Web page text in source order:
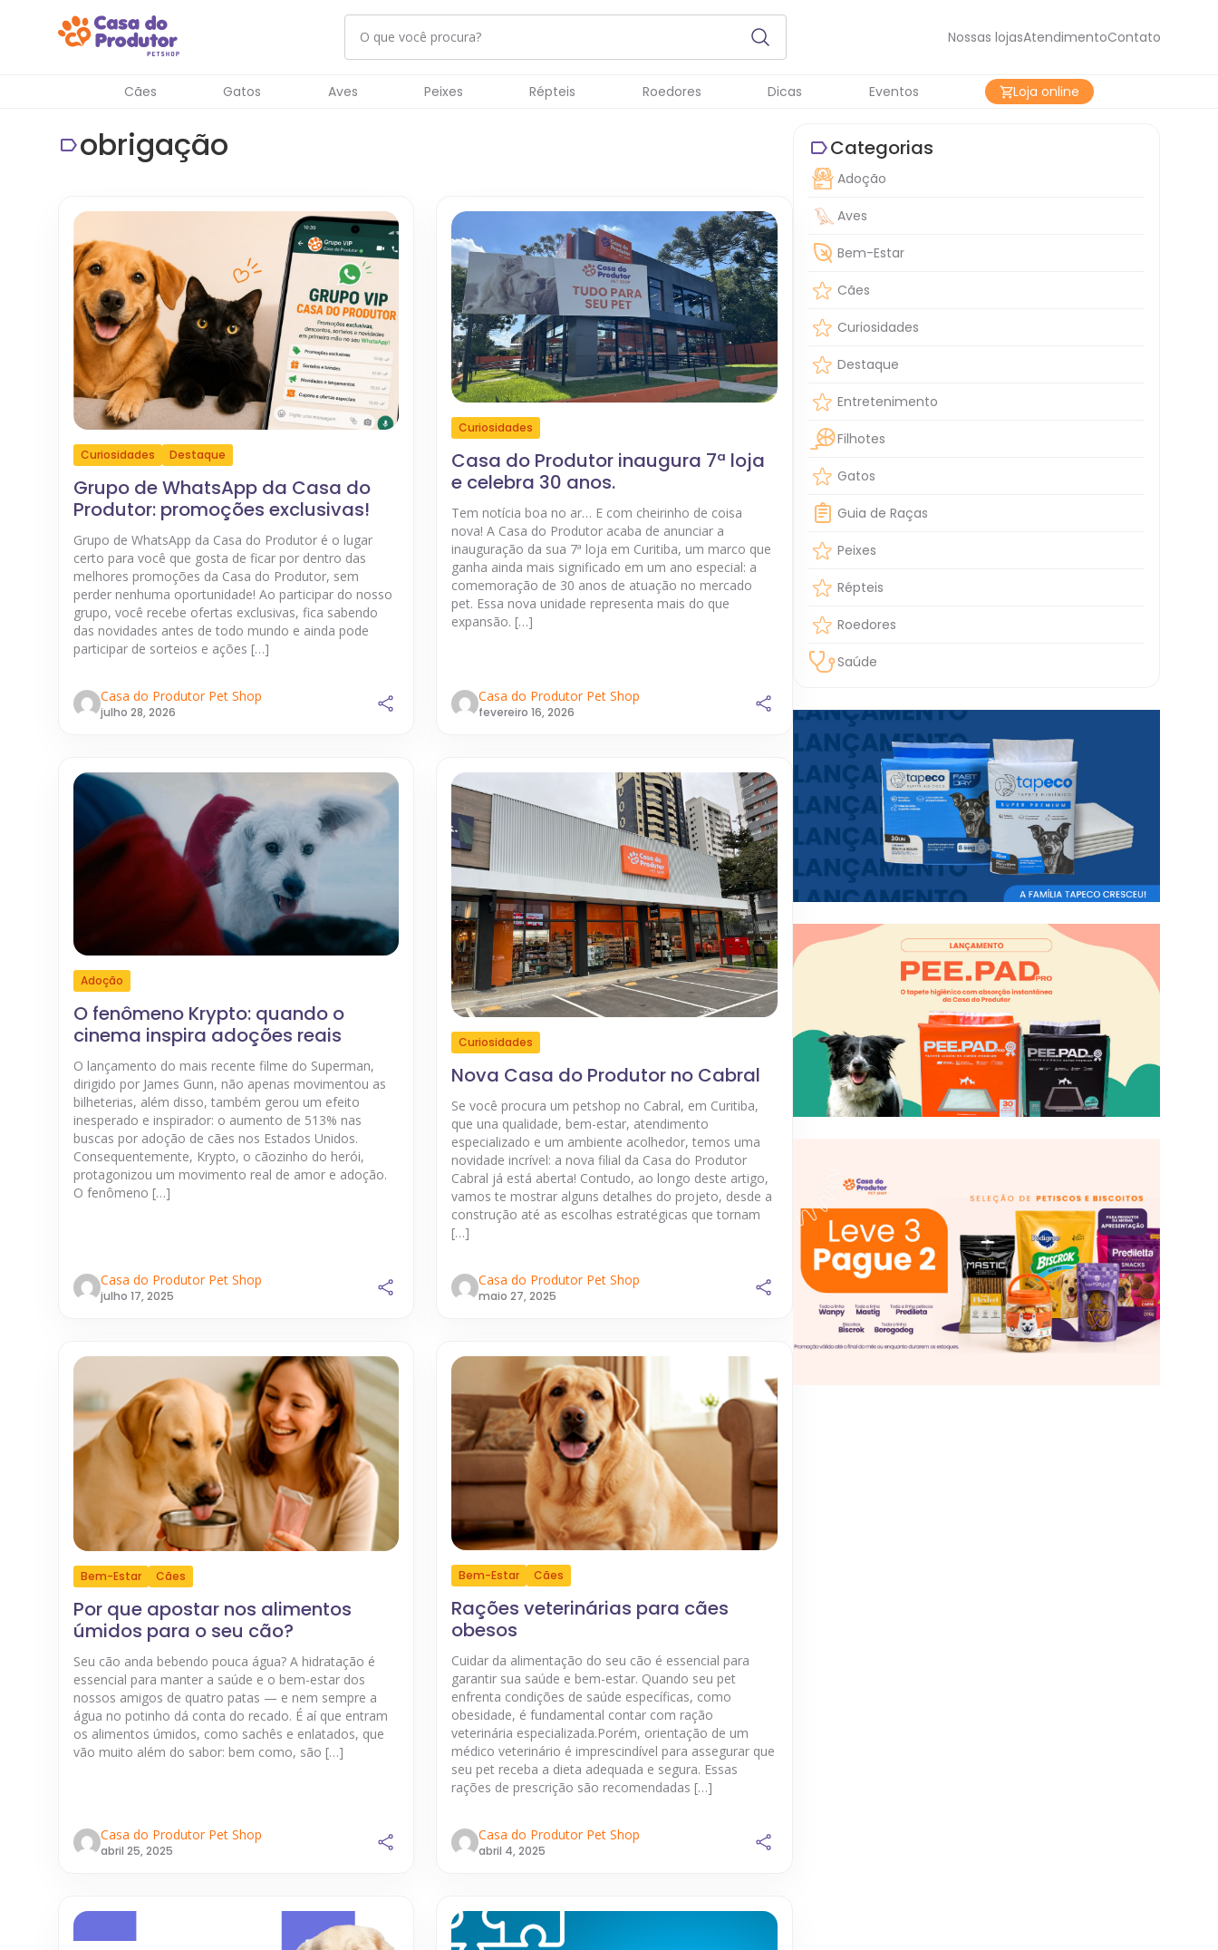
Nossas lojasAtendimentoContato
Cães Gatos Aves Peixes Répteis Roedores Dicas Eventos Loja online
obrigação
Curiosidades Destaque
Grupo de WhatsApp da Casa do
Produtor: promoções exclusivas!
Grupo de WhatsApp da Casa do Produtor é o lugar
certo para você que gosta de ficar por dentro das
melhores promoções da Casa do Produtor, sem
perder nenhuma oportunidade! Ao participar do nosso
grupo, você recebe ofertas exclusivas, fica sabendo
das novidades antes de todo mundo e ainda pode
participar de sorteios e ações […]
Casa do Produtor Pet Shop
julho 28, 2026
Curiosidades
Casa do Produtor inaugura 7ª loja
e celebra 30 anos.
Tem notícia boa no ar… E com cheirinho de coisa
nova! A Casa do Produtor acaba de anunciar a
inauguração da sua 7ª loja em Curitiba, um marco que
ganha ainda mais significado em um ano especial: a
comemoração de 30 anos de atuação no mercado
pet. Essa nova unidade representa mais do que
expansão. […]
Casa do Produtor Pet Shop
fevereiro 16, 2026
Adoção
O fenômeno Krypto: quando o
cinema inspira adoções reais
O lançamento do mais recente filme do Superman,
dirigido por James Gunn, não apenas movimentou as
bilheterias, além disso, também gerou um efeito
inesperado e inspirador: o aumento de 513% nas
buscas por adoção de cães nos Estados Unidos.
Consequentemente, Krypto, o cãozinho do herói,
protagonizou um movimento real de amor e adoção.
O fenômeno […]
Casa do Produtor Pet Shop
julho 17, 2025
Curiosidades
Nova Casa do Produtor no Cabral
Se você procura um petshop no Cabral, em Curitiba,
que una qualidade, bem-estar, atendimento
especializado e um ambiente acolhedor, temos uma
novidade incrível: a nova filial da Casa do Produtor
Cabral já está aberta! Contudo, ao longo deste artigo,
vamos te mostrar alguns detalhes do projeto, desde a
construção até as escolhas estratégicas que tornam
[…]
Casa do Produtor Pet Shop
maio 27, 2025
Bem-Estar Cães
Por que apostar nos alimentos
úmidos para o seu cão?
Seu cão anda bebendo pouca água? A hidratação é
essencial para manter a saúde e o bem-estar dos
nossos amigos de quatro patas — e nem sempre a
água no potinho dá conta do recado. É aí que entram
os alimentos úmidos, como sachês e enlatados, que
vão muito além do sabor: bem como, são […]
Casa do Produtor Pet Shop
abril 25, 2025
Bem-Estar Cães
Rações veterinárias para cães
obesos
Cuidar da alimentação do seu cão é essencial para
garantir sua saúde e bem-estar. Quando seu pet
enfrenta condições de saúde específicas, como
obesidade, é fundamental contar com ração
veterinária especializada.Porém, orientação de um
médico veterinário é imprescindível para assegurar que
seu pet receba a dieta adequada e segura. Essas
rações de prescrição são recomendadas […]
Casa do Produtor Pet Shop
abril 4, 2025
Categorias
Adoção
Aves
Bem-Estar
Cães
Curiosidades
Destaque
Entretenimento
Filhotes
Gatos
Guia de Raças
Peixes
Répteis
Roedores
Saúde